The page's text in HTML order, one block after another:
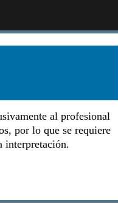
al profesional
por lo que se requiere
interpretación.